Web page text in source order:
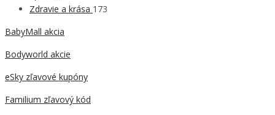
Zdravie a krása 173
BabyMall akcia
Bodyworld akcie
eSky zľavové kupóny
Familium zľavový kód